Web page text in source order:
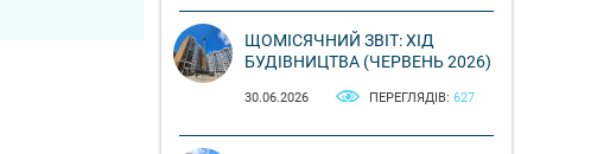
ЩОМІСЯЧНИЙ ЗВІТ: ХІД
БУДІВНИЦТВА (ЧЕРВЕНЬ 2026)
30.06.2026 ПЕРЕГЛЯДІВ: 627